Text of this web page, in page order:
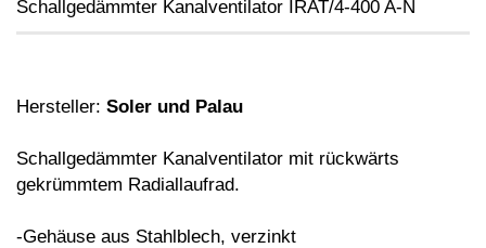
Schallgedämmter Kanalventilator IRAT/4-400 A-N
Hersteller: Soler und Palau
Schallgedämmter Kanalventilator mit rückwärts
gekrümmtem Radiallaufrad.
-Gehäuse aus Stahlblech, verzinkt